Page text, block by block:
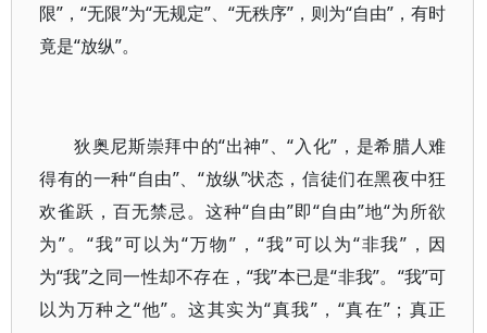
限”，“无限”为“无规定”、“无秩序”，则为“自由”，有时
竟是“放纵”。
狄奥尼斯崇拜中的“出神”、“入化”，是希腊人难
得有的一种“自由”、“放纵”状态，信徒们在黑夜中狂
欢雀跃，百无禁忌。这种“自由”即“自由”地“为所欲
为”。“我”可以为“万物”，“我”可以为“非我”，因
为“我”之同一性却不存在，“我”本已是“非我”。“我”可
以为万种之“他”。这其实为“真我”，“真在”；真正